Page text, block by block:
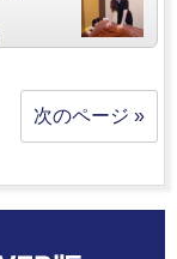
次のページ »